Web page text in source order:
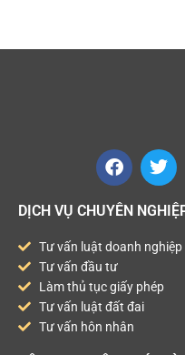
DỊCH VỤ CHUYÊN
Tư vấn luật doanh nghiệp
Tư vấn đầu tư
Làm thủ tục giấy phép
Tư vấn luật đất đai
Tư vấn hôn nhân